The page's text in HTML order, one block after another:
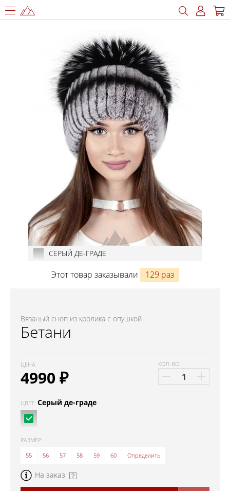
СЕРЫЙ ДЕ-ГРАДЕ
Этот товар заказывали 129 раз
Вязаный сноп из кролика с опушкой
Бетани
ЦЕНА
4990 ₽
КОЛ-ВО
ЦВЕТ: Серый де-граде
РАЗМЕР:
55
56 57 58 59 60 Определить
На заказ